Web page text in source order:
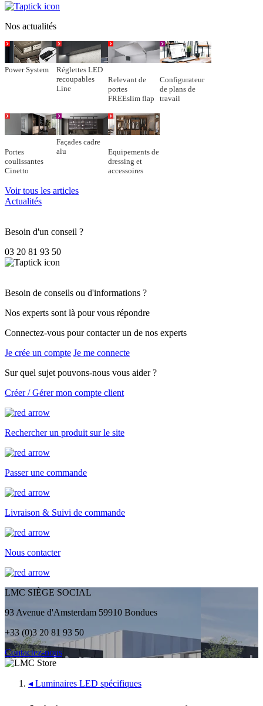
Nos actualités
Power System
Réglettes LED
recoupables
Line
Relevant de
portes
FREEslim flap
Configurateur
de plans de
travail
Portes
coulissantes
Cinetto
Façades cadre
alu
Equipements de
dressing et
accessoires
Voir tous les articles
Actualités
Besoin d'un conseil ?
03 20 81 93 50
Besoin de conseils ou d'informations ?
Nos experts sont là pour vous répondre
Connectez-vous pour contacter un de nos experts
Je crée un compte Je me connecte
Sur quel sujet pouvons-nous vous aider ?
Créer / Gérer mon compte client
Rechercher un produit sur le site
Passer une commande
Livraison & Suivi de commande
Nous contacter
LMC SIÈGE SOCIAL
93 Avenue d'Amsterdam 59910 Bondues
+33 (0)3 20 81 93 50
Contactez-nous
◂ Luminaires LED spécifiques